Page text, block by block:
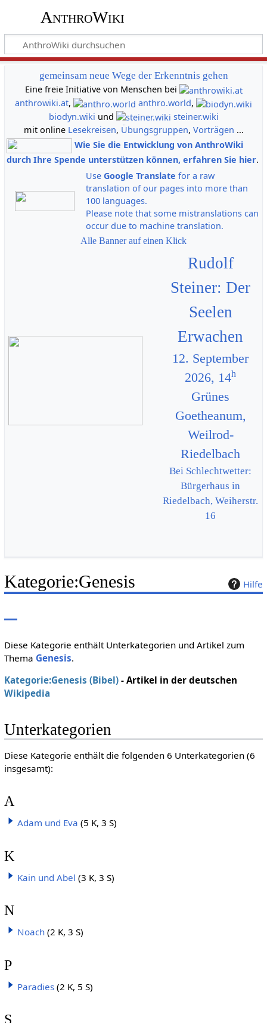
AnthroWiki
gemeinsam neue Wege der Erkenntnis gehen
Eine freie Initiative von Menschen bei
anthrowiki.at, anthro.world,
biodyn.wiki und
steiner.wiki
mit online Lesekreisen, Übungsgruppen, Vorträgen ...
Wie Sie die Entwicklung von AnthroWiki
durch Ihre Spende unterstützen können, erfahren Sie hier.
Use Google Translate for a raw
translation of our pages into more than
100 languages.
Please note that some mistranslations can
occur due to machine translation.
Alle Banner auf einen Klick
Rudolf
Steiner: Der
Seelen
Erwachen
12. September
2026, 14h
Grünes
Goetheanum,
Weilrod-
Riedelbach
Bei Schlechtwetter:
Bürgerhaus in
Riedelbach, Weiherstr.
16
Hilfe
Kategorie:Genesis
Diese Kategorie enthält Unterkategorien und Artikel zum
Thema Genesis.
Kategorie:Genesis (Bibel)- Artikel in der deutschen
Wikipedia
Unterkategorien
Diese Kategorie enthält die folgenden 6 Unterkategorien (6
insgesamt):
A
Adam und Eva (5 K, 3 S)
K
Kain und Abel (3 K, 3 S)
N
Noach (2 K, 3 S)
P
Paradies (2 K, 5 S)
S